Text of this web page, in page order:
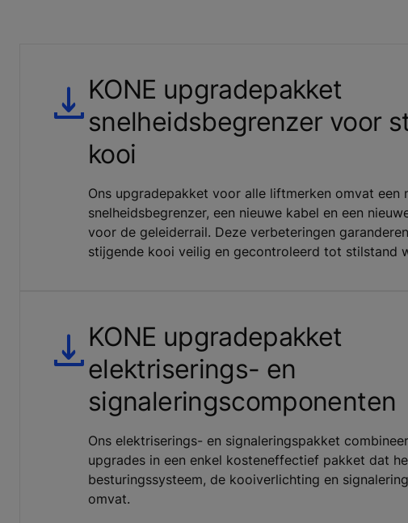
KONE upgradepakket
snelheidsbegrenzer voor
kooi
Ons upgradepakket voor alle liftmerken omvat een
snelheidsbegrenzer, een nieuwe kabel en een
voor de geleiderrail. Deze verbeteringen
stijgende kooi veilig en gecontroleerd tot stilstand
KONE upgradepakket
elektriserings- en
signaleringscomponenten
Ons elektriserings- en signaleringspakket
upgrades in een enkel kosteneffectief pakket dat
besturingssysteem, de kooiverlichting en
omvat.